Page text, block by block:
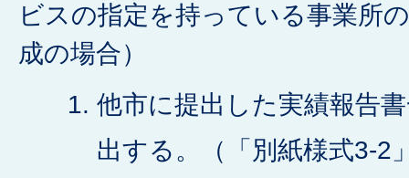
ビスの指定を持っている事業所
成の場合）
他市に提出した実績報告
出する。（「別紙様式3-2